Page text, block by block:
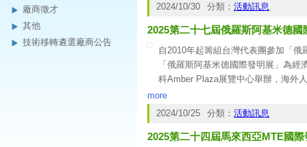
廠商徵才
其他
技術移轉遴選廠商公告
2024/10/30 分類： 活動訊息
2025第二十七屆俄羅斯阿基米德國
自2010年起籌組台灣代表團參加「
「俄羅斯阿基米德國際發明展」為
科Amber Plaza展覽中心舉辦，海外
檢附參展辦法，請至官網下載報名簡
名。
more
2024/10/25
分類： 活動訊息
2025第二十四屆馬來西亞MTE國際